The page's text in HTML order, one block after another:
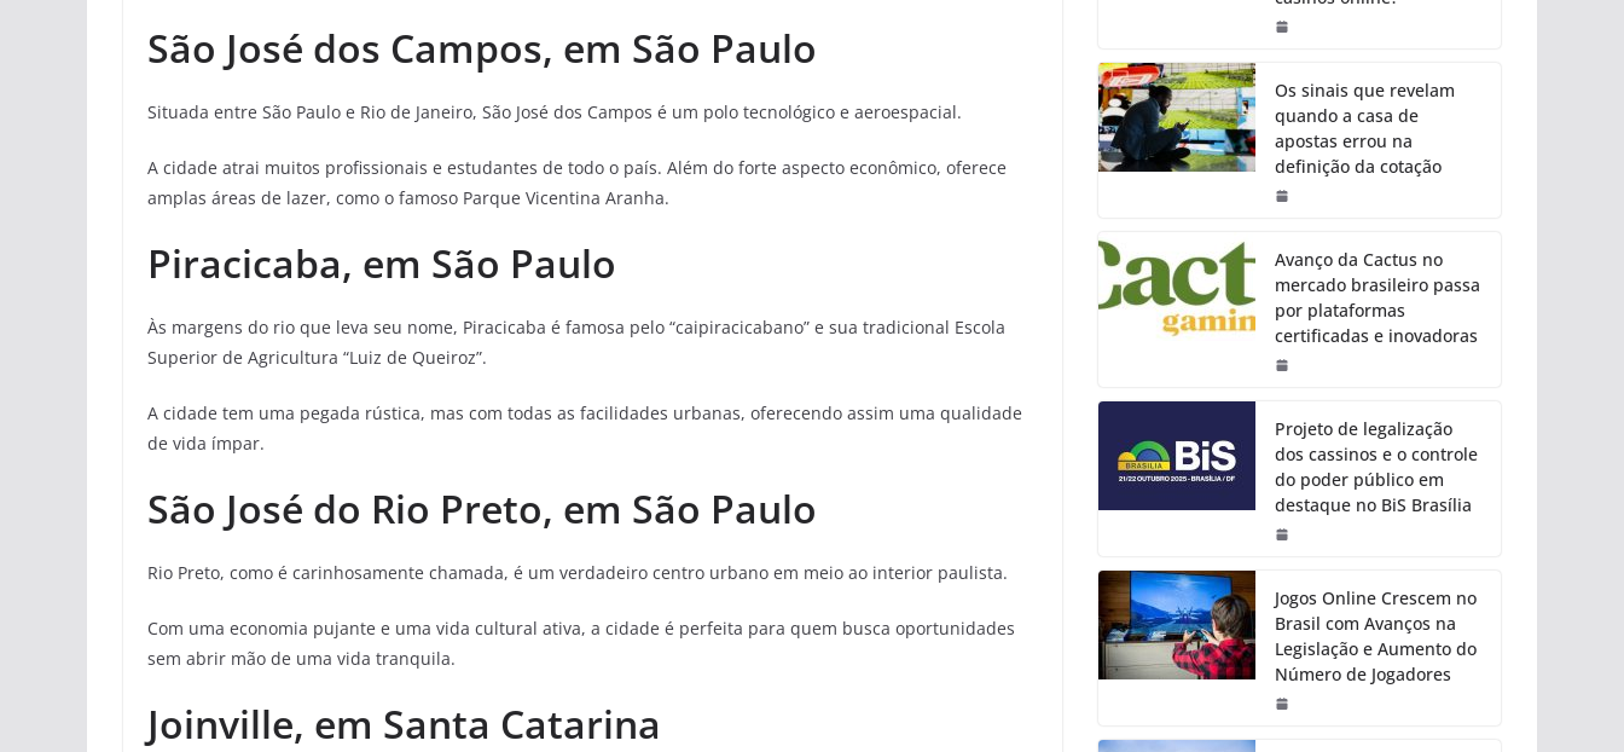
São José dos Campos, em São Paulo
Situada entre São Paulo e Rio de Janeiro, São José dos Campos é um polo tecnológico e aeroespacial.
A cidade atrai muitos profissionais e estudantes de todo o país. Além do forte aspecto econômico, oferece
amplas áreas de lazer, como o famoso Parque Vicentina Aranha.
Piracicaba, em São Paulo
Às margens do rio que leva seu nome, Piracicaba é famosa pelo “caipiracicabano” e sua tradicional Escola
Superior de Agricultura “Luiz de Queiroz”.
A cidade tem uma pegada rústica, mas com todas as facilidades urbanas, oferecendo assim uma qualidade
de vida ímpar.
São José do Rio Preto, em São Paulo
Rio Preto, como é carinhosamente chamada, é um verdadeiro centro urbano em meio ao interior paulista.
Com uma economia pujante e uma vida cultural ativa, a cidade é perfeita para quem busca oportunidades
sem abrir mão de uma vida tranquila.
Joinville, em Santa Catarina
Os sinais que revelam
quando a casa de
apostas errou na
definição da cotação
Avanço da Cactus no
mercado brasileiro passa
por plataformas
certificadas e inovadoras
Projeto de legalização
dos cassinos e o controle
do poder público em
destaque no BiS Brasília
Jogos Online Crescem no
Brasil com Avanços na
Legislação e Aumento do
Número de Jogadores